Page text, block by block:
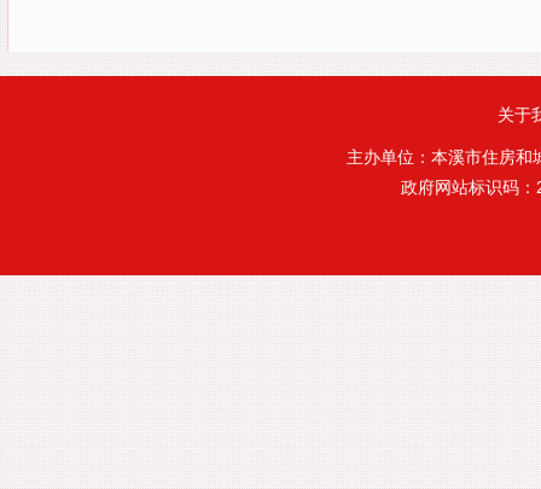
关于
主办单位：本溪市住房
政府网站标识码